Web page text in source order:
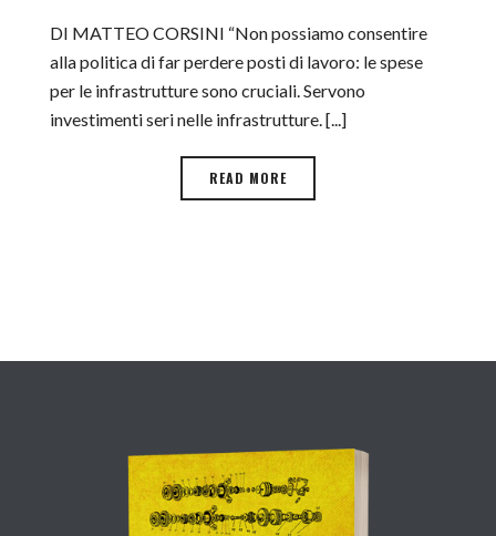
DI MATTEO CORSINI “Non possiamo consentire
alla politica di far perdere posti di lavoro: le spese
per le infrastrutture sono cruciali. Servono
investimenti seri nelle infrastrutture. [...]
READ MORE